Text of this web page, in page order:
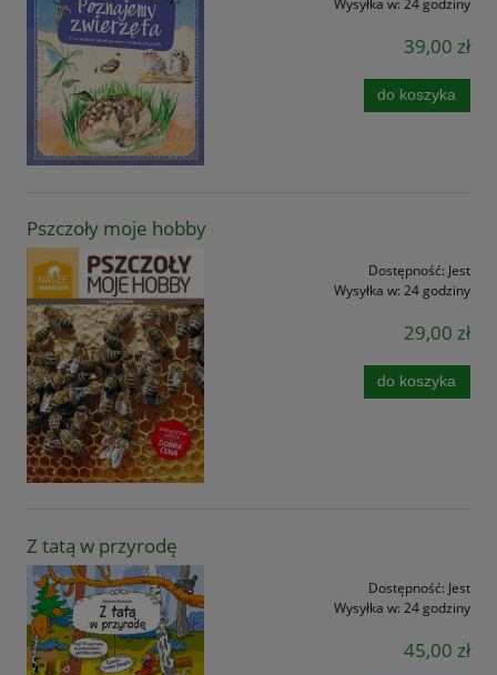
39,00 zł
do koszyka
Pszczoły moje hobby
Dostępność: Jest
Wysyłka w: 24 godziny
29,00 zł
do koszyka
Z tatą w przyrodę
Dostępność: Jest
Wysyłka w: 24 godziny
45,00 zł